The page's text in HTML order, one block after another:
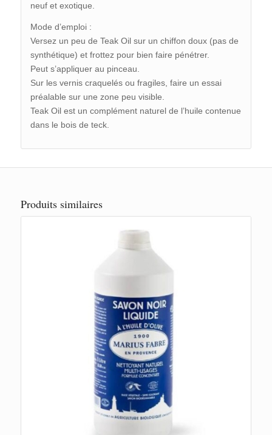
neuf et exotique.
Mode d’emploi :
Versez un peu de Teak Oil sur un chiffon doux (pas de
synthétique) et frottez pour bien faire pénétrer.
Peut s’appliquer au pinceau.
Sur les vernis craquelés ou fragiles, faire un essai
préalable sur une zone peu visible.
Teak Oil est un complément naturel de l’huile contenue
dans le bois de teck.
Produits similaires